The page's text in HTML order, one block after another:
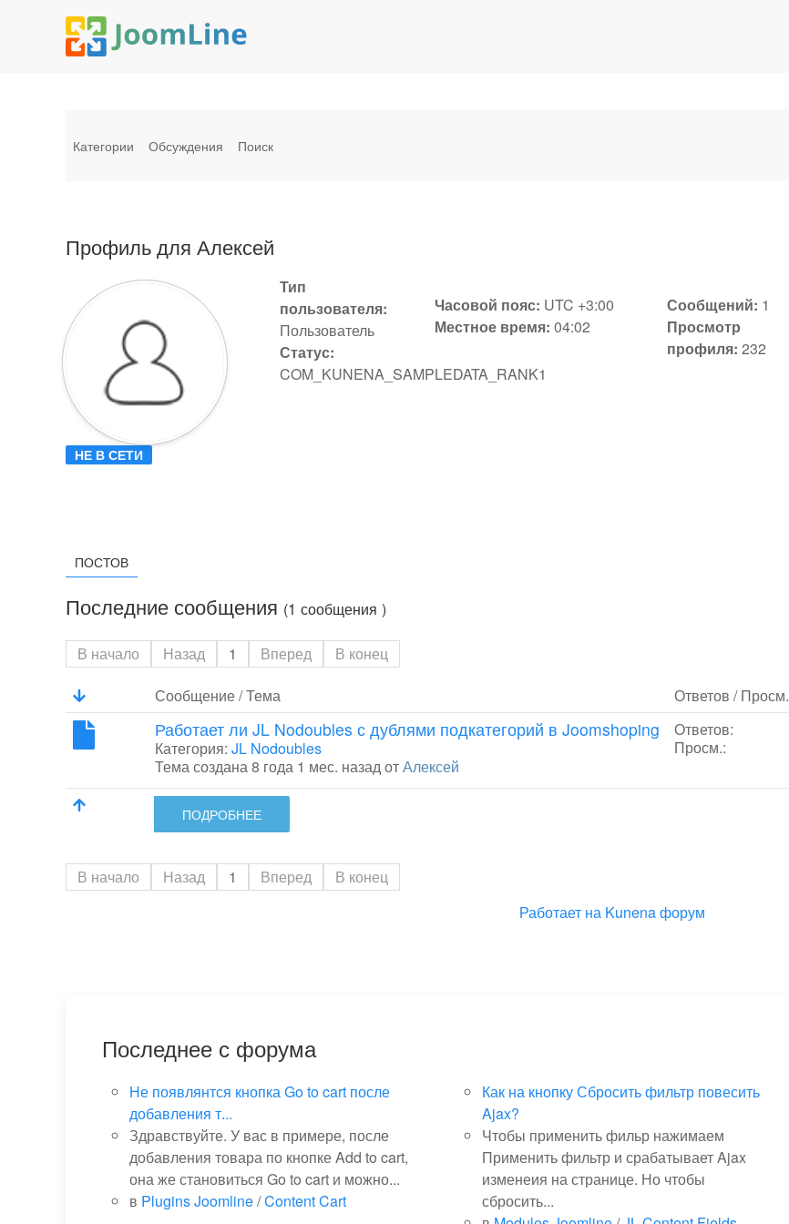
Категории Обсуждения Поиск
Профиль для Алексей
НЕ В СЕТИ
Тип
пользователя:
Пользователь
Статус:
COM_KUNENA_SAMPLEDATA_RANK1
Часовой пояс: UTC +3:00
Местное время: 04:02
Сообщений: 1
Просмотр
профиля: 232
ПОСТОВ
Последние сообщения (1 сообщения )
В начало Назад 1 Вперед
В конец
Сообщение / Тема
Ответов / Просм.
ПОДРОБНЕЕ
Работает ли JL Nodoubles с дублями подкатегорий в Joomshoping
Категория: JL Nodoubles
Тема создана 8 года 1 мес. назад отАлексей
Ответов:
Просм.:
В начало Назад 1 Вперед
В конец
Работает на Kunena форум
Последнее с форума
Не появлянтся кнопка Go to cart после
добавления т...
Здравствуйте. У вас в примере, после
добавления товара по кнопке Add to cart,
она же становиться Go to cart и можно...
в Plugins Joomline/Content Cart
Как на кнопку Сбросить фильтр повесить
Ajax?
Чтобы применить фильр нажимаем
Применить фильтр и срабатывает Ajax
изменеия на странице. Но чтобы
сбросить...